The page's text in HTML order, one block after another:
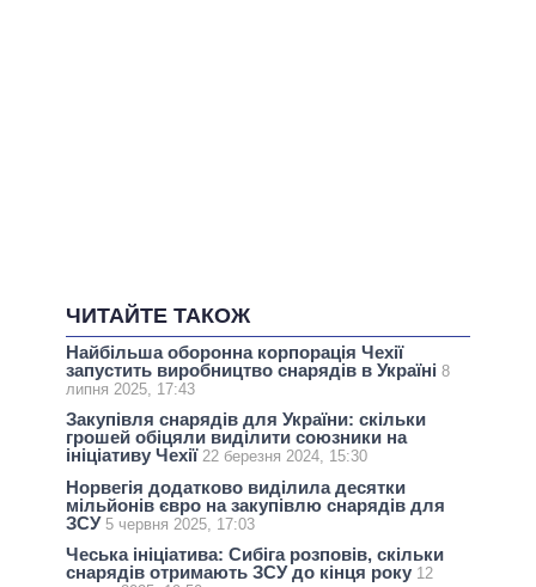
ЧИТАЙТЕ ТАКОЖ
Найбільша оборонна корпорація Чехії
запустить виробництво снарядів в Україні 8
липня 2025, 17:43
Закупівля снарядів для України: скільки
грошей обіцяли виділити союзники на
ініціативу Чехії 22 березня 2024, 15:30
Норвегія додатково виділила десятки
мільйонів євро на закупівлю снарядів для
ЗСУ 5 червня 2025, 17:03
Чеська ініціатива: Сибіга розповів, скільки
снарядів отримають ЗСУ до кінця року 12